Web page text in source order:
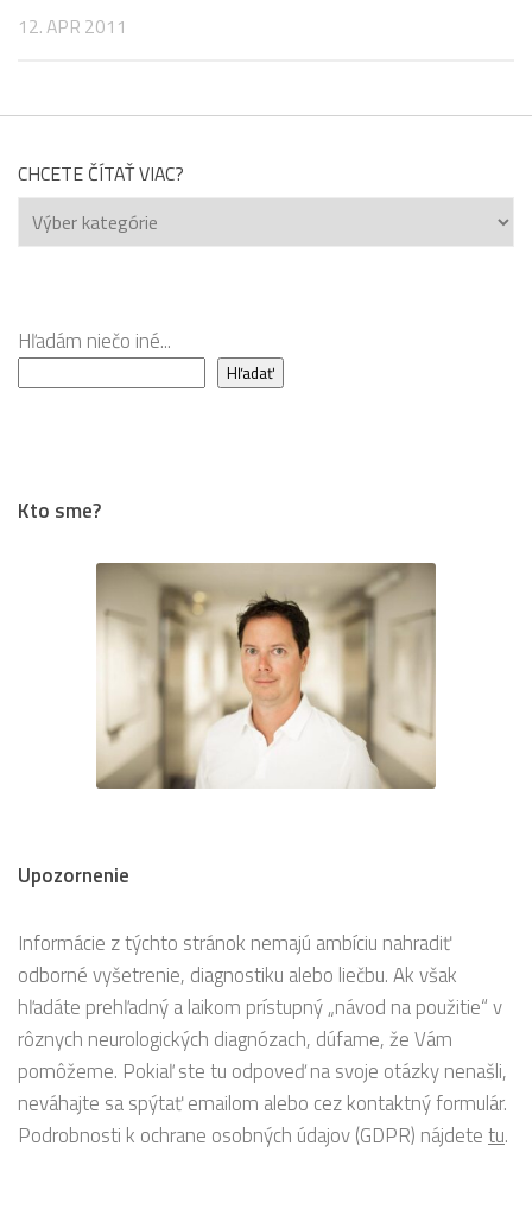
12. APR 2011
CHCETE ČÍTAŤ VIAC?
Chcete
čítať
Hľadám niečo iné...
Hľadať
Kto sme?
Upozornenie
Informácie z týchto stránok nemajú ambíciu nahradiť
odborné vyšetrenie, diagnostiku alebo liečbu. Ak však
hľadáte prehľadný a laikom prístupný „návod na použitie“ v
rôznych neurologických diagnózach, dúfame, že Vám
pomôžeme. Pokiaľ ste tu odpoveď na svoje otázky nenašli,
neváhajte sa spýtať emailom alebo cez kontaktný formulár.
Podrobnosti k ochrane osobných údajov (GDPR) nájdetetu.